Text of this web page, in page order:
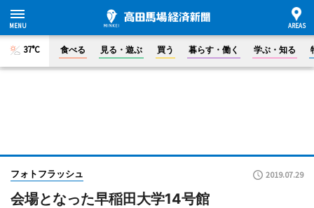
37°C 食べる 見る・遊ぶ 買う 暮らす・働く 学ぶ・知る
フォトフラッシュ 2019.07.29
会場となった早稲田大学14号館